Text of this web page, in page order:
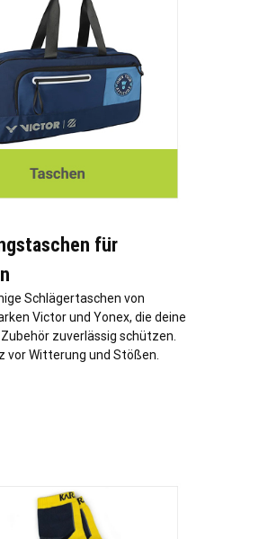
für
Schlägertaschen von
Victor und Yonex, die deine
zuverlässig schützen.
vor Witterung und Stößen.